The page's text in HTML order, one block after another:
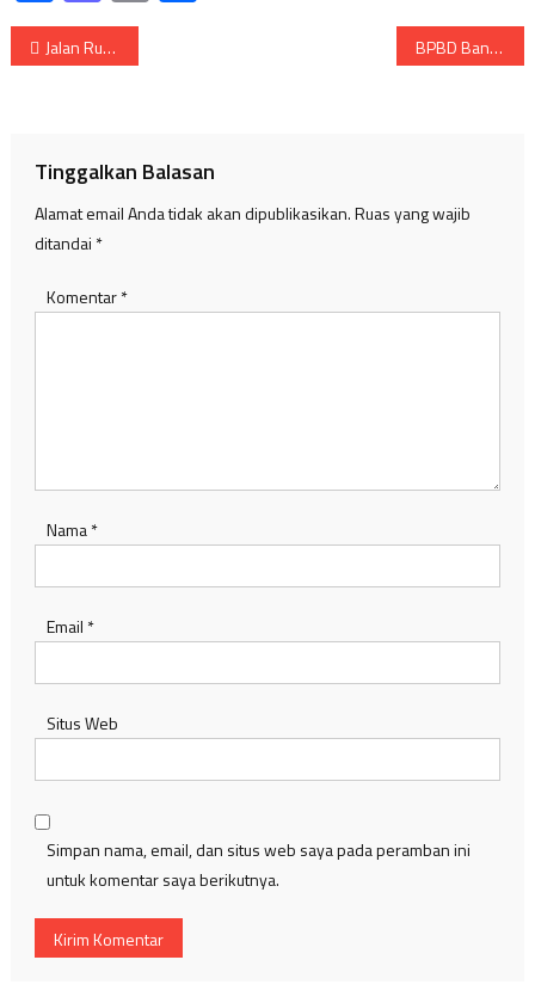
Navigasi
Jalan Rusak Parah, Kades Iswadi Minta Truk Pasir Kurangi Tonase. BPBD Banyuasin Salurkan Bantuan Bagi Korban Kebakaran
Tinggalkan Balasan
Alamat email Anda tidak akan dipublikasikan.Ruas yang wajib
ditandai *
Komentar*
Nama*
Email *
Situs Web
Simpan nama, email, dan situs web saya pada peramban ini
untuk komentar saya berikutnya.